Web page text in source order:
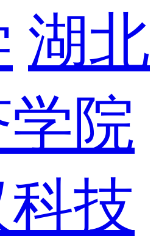
湖北
院
技